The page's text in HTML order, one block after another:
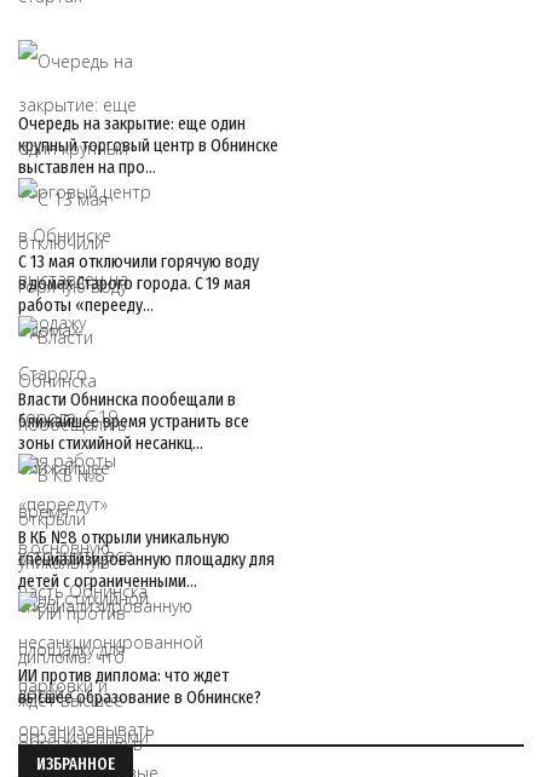
Очередь на закрытие: еще один
крупный торговый центр в Обнинске
выставлен на про…
С 13 мая отключили горячую воду
в домах Старого города. С 19 мая
работы «перееду…
Власти Обнинска пообещали в
ближайшее время устранить все
зоны стихийной несанкц…
В КБ №8 открыли уникальную
специализированную площадку для
детей с ограниченными…
ИИ против диплома: что ждет
высшее образование в Обнинске?
ИЗБРАННОЕ